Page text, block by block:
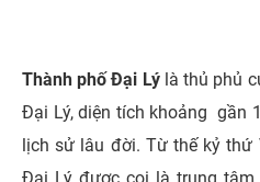
Thành phố Đại Lýlà thủ phủ
Đại Lý, diện tích khoảng gần
lịch sử lâu đời. Từ thế kỷ